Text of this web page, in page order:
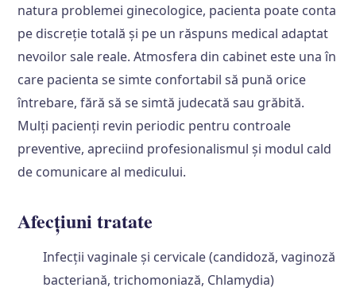
natura problemei ginecologice, pacienta poate conta
pe discreție totală și pe un răspuns medical adaptat
nevoilor sale reale. Atmosfera din cabinet este una în
care pacienta se simte confortabil să pună orice
întrebare, fără să se simtă judecată sau grăbită.
Mulți pacienți revin periodic pentru controale
preventive, apreciind profesionalismul și modul cald
de comunicare al medicului.
Afecțiuni tratate
Infecții vaginale și cervicale (candidoză, vaginoză
bacteriană, trichomoniază, Chlamydia)